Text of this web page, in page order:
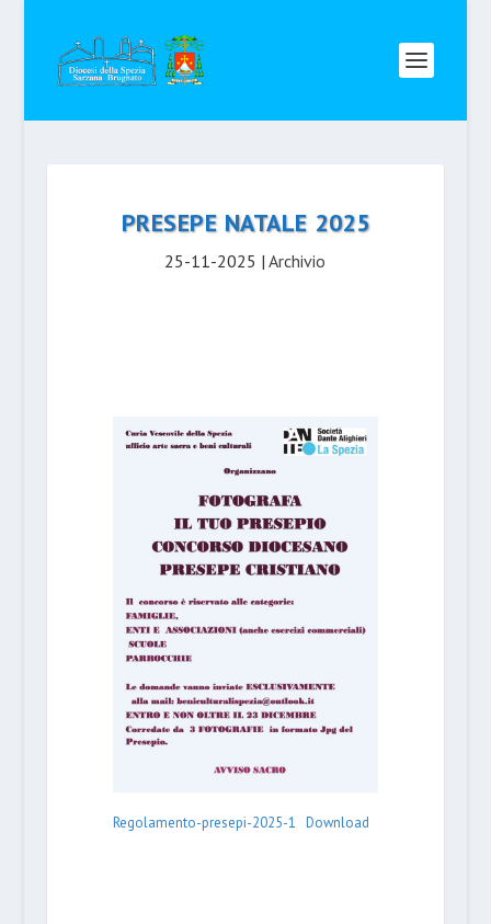
PRESEPE NATALE 2025
25-11-2025 |Archivio
Regolamento-presepi-2025-1 Download